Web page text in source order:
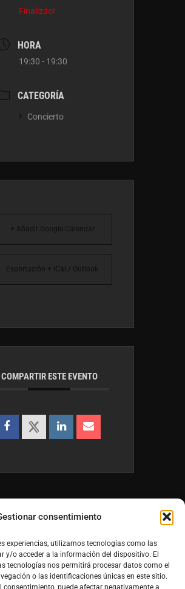
consentimiento
experiencias, utilizamos tecnologías como las
y/o acceder a la información del dispositivo. El
tecnologías nos permitirá procesar datos como el
o las identificaciones únicas en este sitio.
consentimiento, puede afectar negativamente a
Finalizdo!
HORA
19:30 - 19:30
CATEGORÍA
Concierto
+ Añadir Google Calendar
Exportación + iCal / Outlook
COMPARTIR ESTE EVENTO
info@vanesamuela.es